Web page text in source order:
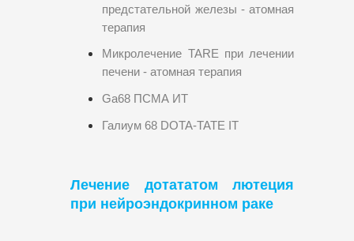
предстательной железы - атомная
терапия
Микролечение TARE при лечении
печени - атомная терапия
Ga68 ПСМА ИТ
Галиум 68 DOTA-TATE IT
Лечение дотататом лютеция
при нейроэндокринном раке